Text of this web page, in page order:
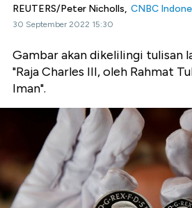
REUTERS/Peter Nicholls, CNBC
30 September 2022 15:30
Gambar akan dikelilingi tulisan
"Raja Charles III, oleh Rahmat
Iman".